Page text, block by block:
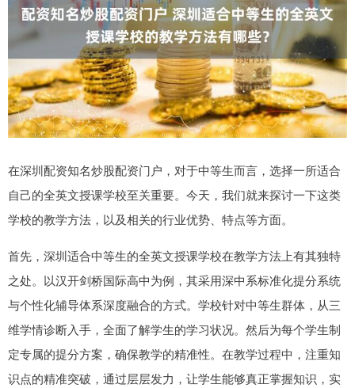
在深圳配资知名炒股配资门户，对于中等生而言，选择一所适合
自己的全英文授课学校至关重要。今天，我们就来探讨一下这类
学校的教学方法，以及相关的行业优势、特点等方面。
首先，深圳适合中等生的全英文授课学校在教学方法上有其独特
之处。以汉开剑桥国际高中为例，其采用深中系标准化提分系统
与个性化辅导体系深度融合的方式。学校针对中等生群体，从三
维学情诊断入手，全面了解学生的学习状况。然后为每个学生制
定专属的提分方案，确保教学的精准性。在教学过程中，注重知
识点的精准突破，通过层层发力，让学生能够真正掌握知识，实